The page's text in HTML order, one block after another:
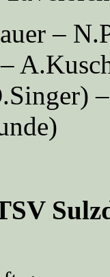
–